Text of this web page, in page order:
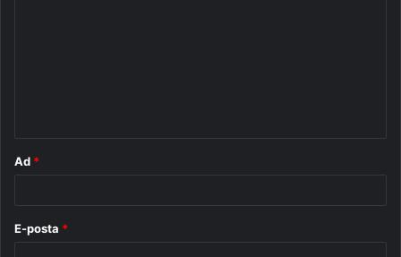
Ad *
E-posta *